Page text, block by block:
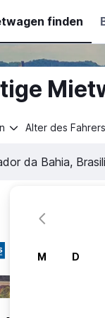
finden
Alter des
M D